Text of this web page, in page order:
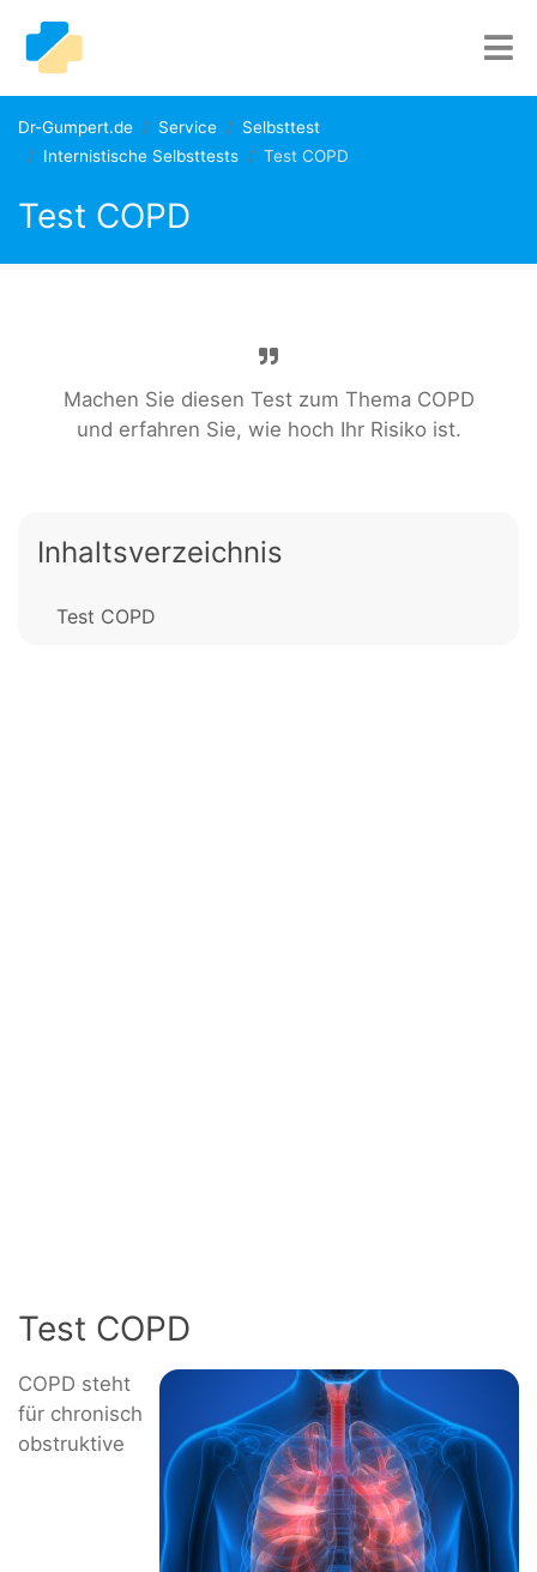
Dr-Gumpert.de Service
Selbsttest
Internistische Selbsttests
Test COPD
Test COPD
Machen Sie diesen Test zum Thema COPD
und erfahren Sie, wie hoch Ihr Risiko ist.
Inhaltsverzeichnis
Test COPD
Test COPD
COPD steht
für chronisch
obstruktive